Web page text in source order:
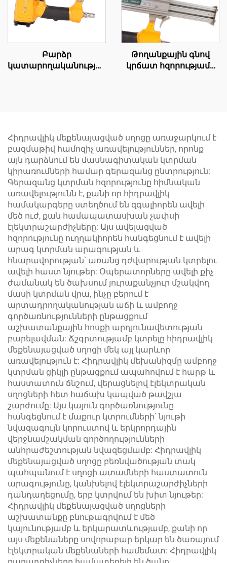
Բարձր
կատարողականությամբ
խցանահար
ատրճանակ
Թողանքային գնով
կրճատ հզորությամբ
Հիդրավլիկ մեքենայացված սղոցը առաջարկում է
բազմաթիվ համոզիչ առավելություններ, որոնք
այն դարձնում են մասնագիտական կտրման
կիրառումների համար գերազանց ընտրություն:
Գերազանց կտրման հզորությունը հիմնական
առավելությունն է, քանի որ հիդրավլիկ
համակարգերը ստեղծում են զգալիորեն ավելի
մեծ ուժ, քան համապատասխան չափսի
էլեկտրաշարժիչները: Այս ավելացված
հզորությունը ուղղակիորեն հանգեցնում է ավելի
արագ կտրման արագության և
հնարավորության՝ առանց դժվարության կտրելու
ավելի հաստ նյութեր: Օպերատորները ավելի քիչ
ժամանակ են ծախսում յուրաքանչյուր մշակվող
մասի կտրման վրա, ինչը բերում է
արտադրողականության աճի և ամբողջ
գործառնությունների ընթացքում
աշխատանքային հոսքի արդյունավետության
բարելավման: Ճշգրտությամբ կտրելը հիդրավլիկ
մեքենայացված սղոցի մեկ այլ կարևոր
առավելություն է: Հիդրավլիկ մեխանիզմը ամբողջ
կտրման ցիկլի ընթացքում ապահովում է հարթ և
հաստատուն ճնշում, վերացնելով էլեկտրական
սղոցների հետ հաճախ կապված թավշյա
շարժումը: Այս կայուն գործառնությունը
հանգեցնում է մաքուր կտրումների՝ նյութի
նվազագույն կորուստով և երկրորդային
վերջնամշակման գործողությունների
անհրաժեշտության նվազեցմամբ: Հիդրավլիկ
մեքենայացված սղոցը բեռնվածության տակ
պահպանում է սղոցի ատամների հաստատուն
արագությունը, կանխելով էլեկտրաշարժիչների
դանդաղեցումը, երբ կտրվում են խիտ նյութեր:
Հիդրավլիկ մեքենայացված սղոցների
աշխատանքը բնութագրվում է մեծ
կայունությամբ և երկարատևությամբ, քանի որ
այս մեքենաները սովորաբար երկար են ծառայում
էլեկտրական մեքենաների համեմատ: Հիդրավլիկ